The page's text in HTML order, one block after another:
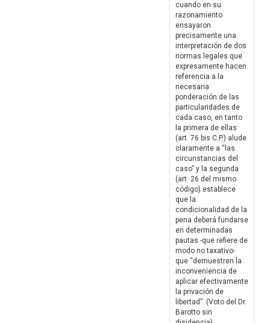
cuando en su
razonamiento
ensayaron
precisamente una
interpretación de dos
normas legales que
expresamente hacen
referencia a la
necesaria
ponderación de las
particularidades de
cada caso, en tanto
la primera de ellas
(art. 76 bis C.P.) alude
claramente a “las
circunstancias del
caso” y la segunda
(art. 26 del mismo
código) establece
que la
condicionalidad de la
pena deberá fundarse
en determinadas
pautas -que refiere de
modo no taxativo-
que “demuestren la
inconveniencia de
aplicar efectivamente
la privación de
libertad”. (Voto del Dr.
Barotto sin